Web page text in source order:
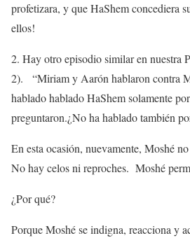
profetizara, y que HaShem concediera
ellos!
2. Hay otro episodio similar en nuestra
2). “Miriam y Aarón hablaron contra
hablado hablado HaShem solamente
preguntaron.¿No ha hablado también
En esta ocasión, nuevamente, Moshé
No hay celos ni reproches. Moshé
¿Por qué?
Porque Moshé se indigna, reacciona y